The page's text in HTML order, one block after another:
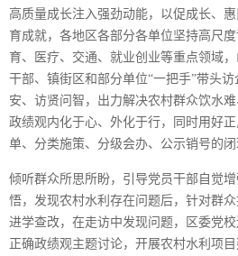
高质量成长注入强劲动能，以促成长、
育成就，各地区各部分各单位坚持高尺
育、医疗、交通、就业创业等重点领域
干部、镇街区和部分单位“一把手”带头
安、访贤问智，出力解决农村群众饮水
政绩观内化于心、外化于行，同时用好
单、分类施策、分级会办、公示销号的闭
倾听群众所思所盼，引导党员干部自觉
悟，发现农村水利存在问题后，针对群
进学查改，在走访中发现问题，区委党
正确政绩观主题讨论，开展农村水利项